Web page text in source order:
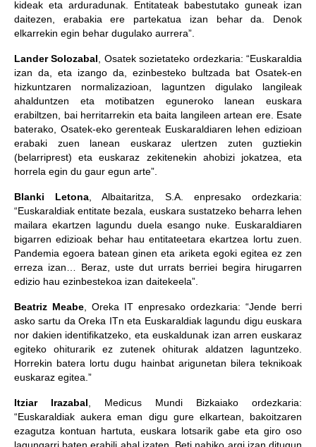
kideak eta arduradunak. Entitateak babestutako guneak izan
daitezen, erabakia ere partekatua izan behar da. Denok
elkarrekin egin behar dugulako aurrera”.
Lander Solozabal , Osatek sozietateko ordezkaria: “Euskaraldia
izan da, eta izango da, ezinbesteko bultzada bat Osatek-en
hizkuntzaren normalizazioan, laguntzen digulako langileak
ahalduntzen eta motibatzen eguneroko lanean euskara
erabiltzen, bai herritarrekin eta baita langileen artean ere. Esate
baterako, Osatek-eko gerenteak Euskaraldiaren lehen edizioan
erabaki zuen lanean euskaraz ulertzen zuten guztiekin
(belarriprest) eta euskaraz zekitenekin ahobizi jokatzea, eta
horrela egin du gaur egun arte”.
Blanki Letona , Albaitaritza, S.A. enpresako ordezkaria:
“Euskaraldiak entitate bezala, euskara sustatzeko beharra lehen
mailara ekartzen lagundu duela esango nuke. Euskaraldiaren
bigarren edizioak behar hau entitateetara ekartzea lortu zuen.
Pandemia egoera batean ginen eta ariketa egoki egitea ez zen
erreza izan… Beraz, uste dut urrats berriei begira hirugarren
edizio hau ezinbestekoa izan daitekeela”.
Beatriz Meabe , Oreka IT enpresako ordezkaria: “Jende berri
asko sartu da Oreka ITn eta Euskaraldiak lagundu digu euskara
nor dakien identifikatzeko, eta euskaldunak izan arren euskaraz
egiteko ohiturarik ez zutenek ohiturak aldatzen laguntzeko.
Horrekin batera lortu dugu hainbat arigunetan bilera teknikoak
euskaraz egitea.”
Itziar Irazabal , Medicus Mundi Bizkaiako ordezkaria:
“Euskaraldiak aukera eman digu gure elkartean, bakoitzaren
ezagutza kontuan hartuta, euskara lotsarik gabe eta giro oso